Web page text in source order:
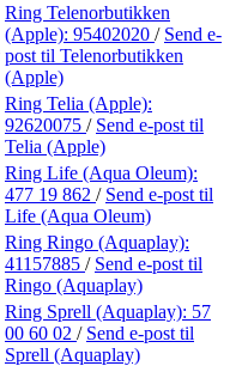
Ring Telenorbutikken
(Apple): 95402020 / Send e-
post til Telenorbutikken
(Apple)
Ring Telia (Apple):
92620075 / Send e-post til
Telia (Apple)
Ring Life (Aqua Oleum):
477 19 862 / Send e-post til
Life (Aqua Oleum)
Ring Ringo (Aquaplay):
41157885 / Send e-post til
Ringo (Aquaplay)
Ring Sprell (Aquaplay): 57
00 60 02 / Send e-post til
Sprell (Aquaplay)